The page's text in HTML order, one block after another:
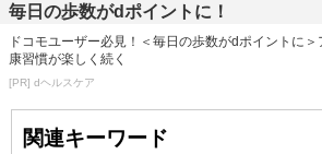
性がよくムレを解消します。
足の裏の生地は綿素材のため、汗を吸って
[POINT4]足の甲までカバーする深履きタイプ
足の甲までカバーしているので、ドライビ
リーユ、デッキシューズ、スニーカーを履い
毎日の歩数がdポイントに！
ドコモユーザー必見！＜毎日の歩数がdポイントに＞
康習慣が楽しく続く
[PR] dヘルスケア
関連キーワード